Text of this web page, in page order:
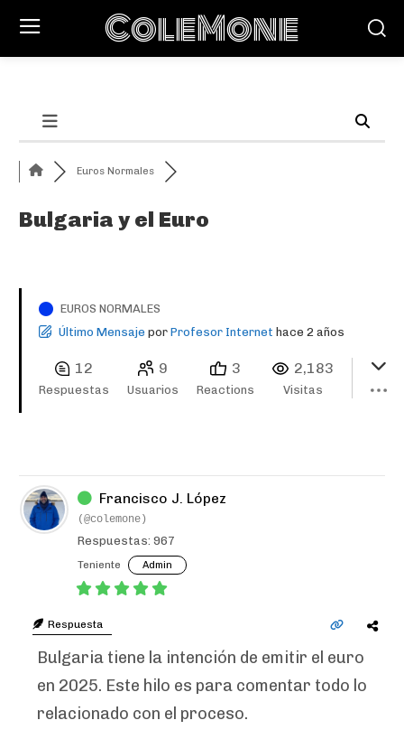
ColeMone
Euros Normales
Bulgaria y el Euro
EUROS NORMALES
Último Mensaje por Profesor Internet hace 2 años
12
Respuestas
9
Usuarios
3
Reactions
2,183
Visitas
Francisco J. López
(@colemone)
Respuestas: 967
Teniente Admin
Respuesta
Bulgaria tiene la intención de emitir el euro
en 2025. Este hilo es para comentar todo lo
relacionado con el proceso.